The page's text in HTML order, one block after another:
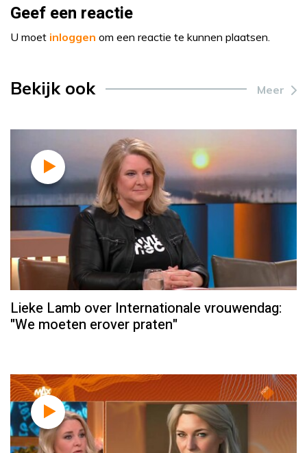
Geef een reactie
U moet inloggen om een reactie te kunnen plaatsen.
Bekijk ook Meer
Lieke Lamb over Internationale vrouwendag:
"We moeten erover praten"